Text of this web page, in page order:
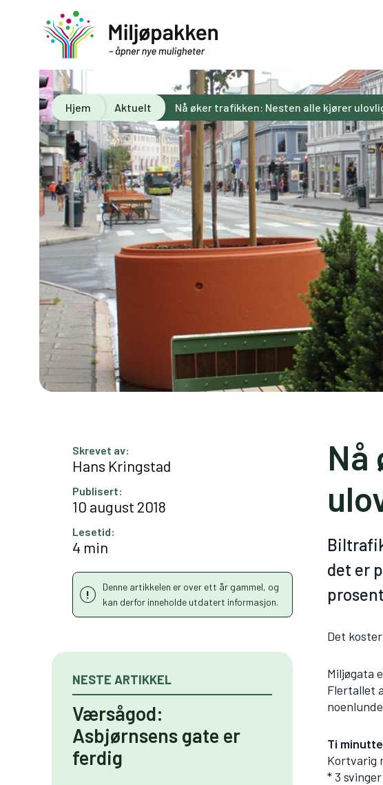
Hjem Aktuelt Nå øker trafikken: Nesten alle kjører
Skrevet av:
Hans Kringstad
Publisert:
10 august 2018
Lesetid:
4 min
Denne artikkelen er over ett år gammel, og
kan derfor inneholde utdatert informasjon.
Nå
det er
Det
Miljøgata
Flertallet
Ti
Kortvarig
* 3
NESTE ARTIKKEL
Værsågod:
Asbjørnsens gate er
ferdig